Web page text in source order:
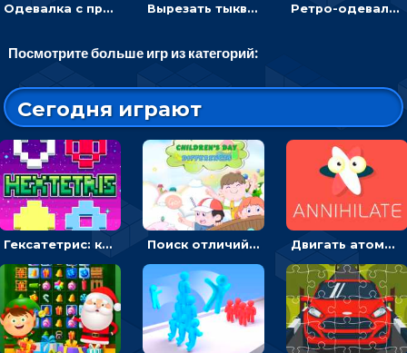
Одевалка с принцессами на пляже Вырезать тыкву и одевать Харли Квинн - одевалка с карвингом Ретро-одевалка: Принцессы преображаются в стиле фанк
Посмотрите больше игр из категорий:
Сегодня играют
Гексатетрис: кидать блок, чтобы складывать три в ряд - головоломка Поиск отличий на картинках с детьми - головоломка Двигать атомы, чтобы соединить – головоломка